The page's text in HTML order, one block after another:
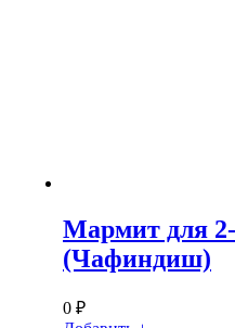
Мармит для
(Чафиндиш)
0 ₽